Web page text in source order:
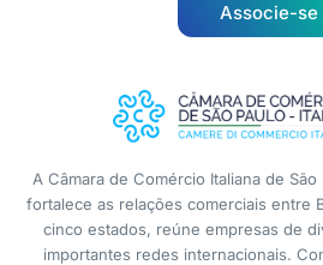
Associe-se
A Câmara de Comércio Italiana de
fortalece as relações comerciais entre
cinco estados, reúne empresas de
importantes redes internacionais.